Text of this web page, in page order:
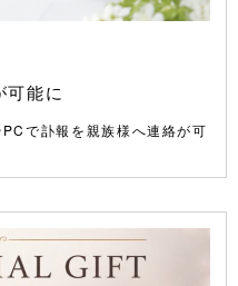
可能に
で訃報を親族様へ連絡が可